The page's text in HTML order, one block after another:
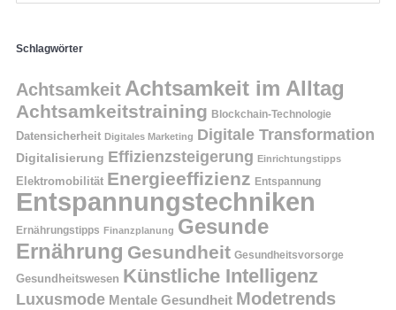
Schlagwörter
Achtsamkeit Achtsamkeit im Alltag
Achtsamkeitstraining Blockchain-Technologie
Datensicherheit Digitales Marketing Digitale Transformation
Digitalisierung Effizienzsteigerung Einrichtungstipps
Elektromobilität Energieeffizienz Entspannung
Entspannungstechniken
Ernährungstipps Finanzplanung Gesunde
Ernährung Gesundheit Gesundheitsvorsorge
Gesundheitswesen Künstliche Intelligenz
Luxusmode Mentale Gesundheit Modetrends